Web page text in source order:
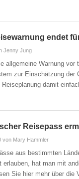
endet
Jenny Jung
allgemeine Warnung vor
zur Einschätzung der
Reiseplanung damit
Reisepass
von Mary Hammler
aus bestimmten
erlauben, hat man mit
Sie hier mehr über die